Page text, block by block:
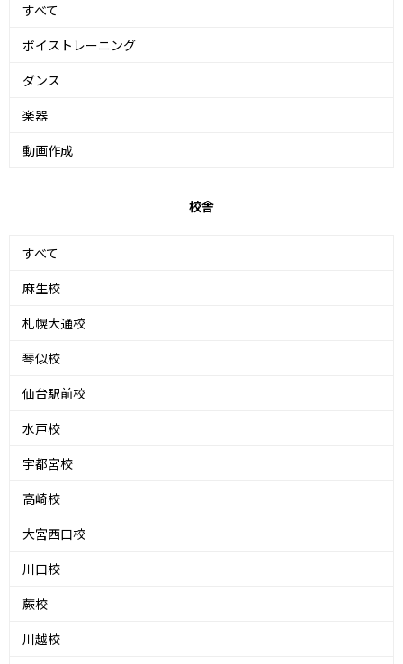
すべて
ボイストレーニング
ダンス
楽器
動画作成
校舎
すべて
麻生校
札幌大通校
琴似校
仙台駅前校
水戸校
宇都宮校
高崎校
大宮西口校
川口校
蕨校
川越校